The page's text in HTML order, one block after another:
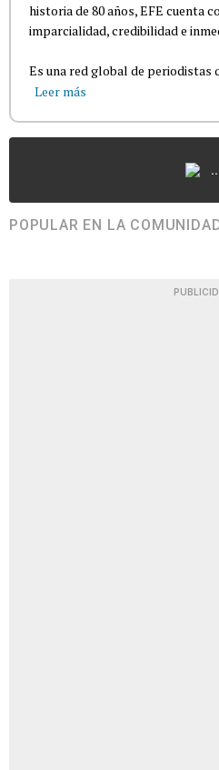
historia de 80 años, EFE cuenta
imparcialidad, credibilidad e
Es una red global de periodistas
Leer más
POPULAR EN LA